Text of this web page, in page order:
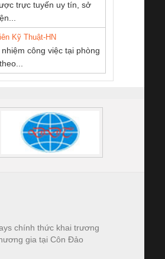
Giá
Nẹp nhôm chống
trơn Đà Nẵng
MARINE
THIẾT BỊ CÔNG
NAM
trực tuyến uy tín, sở
Kỹ Thuật-HN
công việc tại phòng
chính thức khai trương
gia tại Côn Đảo